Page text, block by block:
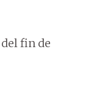
fin de